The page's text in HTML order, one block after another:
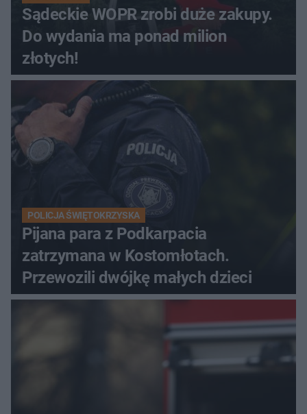
Sądeckie WOPR zrobi duże zakupy.
Do wydania ma ponad milion
złotych!
POLICJA ŚWIĘTOKRZYSKA
Pijana para z Podkarpacia
zatrzymana w Kostomłotach.
Przewozili dwójkę małych dzieci